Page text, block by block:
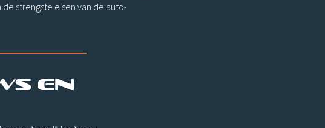
strengste eisen van de auto-
en